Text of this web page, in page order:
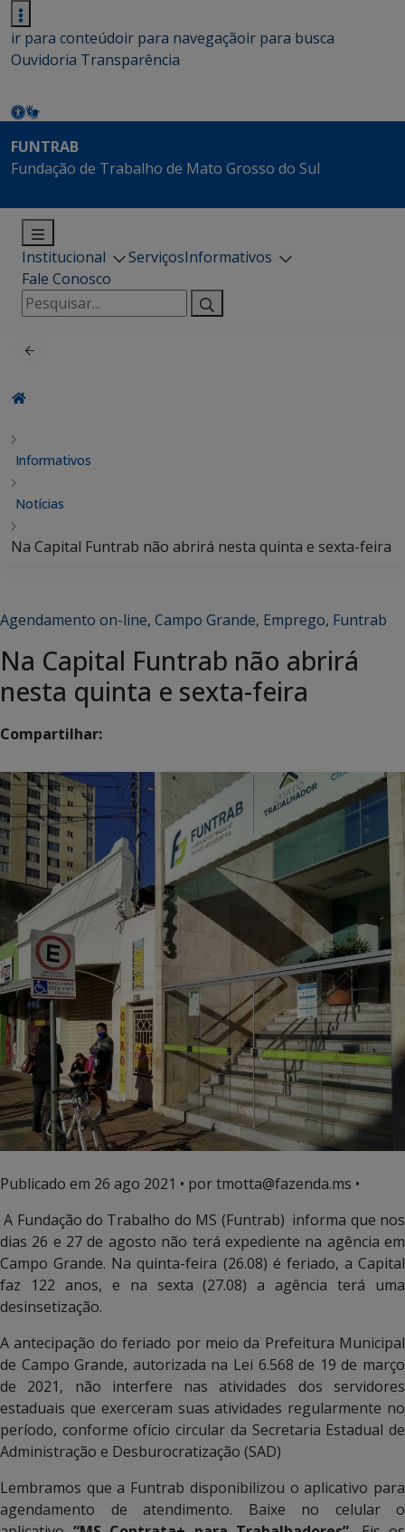
ir para conteúdoir para navegaçãoir para busca
Ouvidoria Transparência
FUNTRAB
Fundação de Trabalho de Mato Grosso do Sul
Institucional ServiçosInformativos
Fale Conosco
Pesquisar
por:
Informativos
Notícias
Na Capital Funtrab não abrirá nesta quinta e sexta-feira
Agendamento on-line, Campo Grande, Emprego, Funtrab
Na Capital Funtrab não abrirá
nesta quinta e sexta-feira
Compartilhar:
Publicado em 26 ago 2021 • por tmotta@fazenda.ms •
A Fundação do Trabalho do MS (Funtrab) informa que nos
dias 26 e 27 de agosto não terá expediente na agência em
Campo Grande. Na quinta-feira (26.08) é feriado, a Capital
faz 122 anos, e na sexta (27.08) a agência terá uma
desinsetização.
A antecipação do feriado por meio da Prefeitura Municipal
de Campo Grande, autorizada na Lei 6.568 de 19 de março
de 2021, não interfere nas atividades dos servidores
estaduais que exerceram suas atividades regularmente no
período, conforme ofício circular da Secretaria Estadual de
Administração e Desburocratização (SAD)
Lembramos que a Funtrab disponibilizou o aplicativo para
agendamento de atendimento. Baixe no celular o